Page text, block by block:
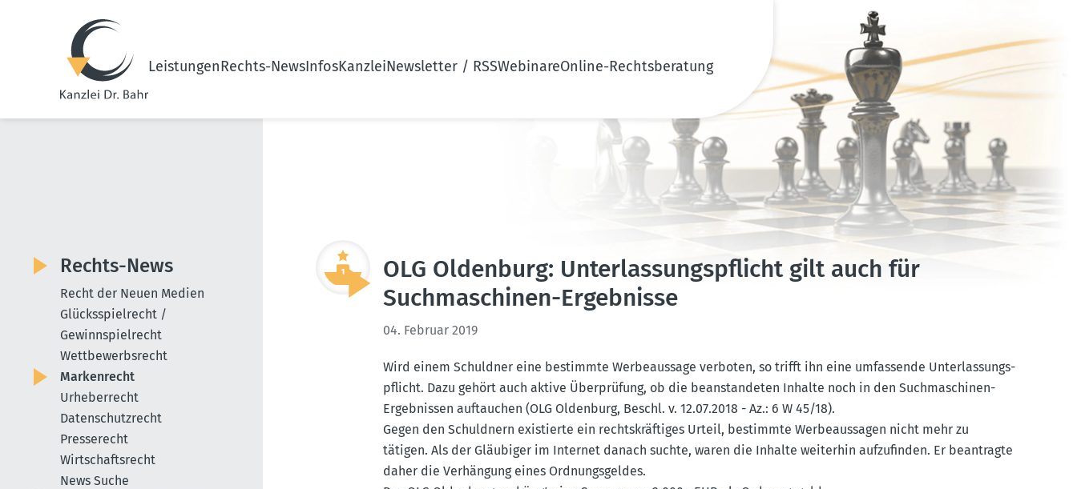
LeistungenRechts-NewsInfosKanzleiNewsletter / RSSWebinareOnline-Rechtsberatung
OLG Oldenburg: Unter­las­sungs­pflicht gilt auch für
Suchma­schinen-Ergeb­nisse
04. Februar 2019
Wird einem Schuldner eine bestimmte Werbe­aussage verboten, so trifft ihn eine umfas­sende Unter­las­sungs­
pflicht. Dazu gehört auch aktive Überprüfung, ob die beanstan­deten Inhalte noch in den Suchma­schinen-
Ergeb­nissen auftauchen (OLG Oldenburg, Beschl. v. 12.07.2018 - Az.: 6 W 45/18).
Gegen den Schuldnern existierte ein rechts­kräf­tiges Urteil, bestimmte Werbe­aus­sagen nicht mehr zu
tätigen. Als der Gläubiger im Internet danach suchte, waren die Inhalte weiterhin aufzu­finden. Er beantragte
daher die Verhängung eines Ordnungs­geldes.
Rechts-News
Recht der Neuen Medien
Glücksspielrecht /
Gewinnspielrecht
Wettbewerbsrecht
Markenrecht
Urheberrecht
Datenschutzrecht
Presserecht
Wirtschaftsrecht
News Suche